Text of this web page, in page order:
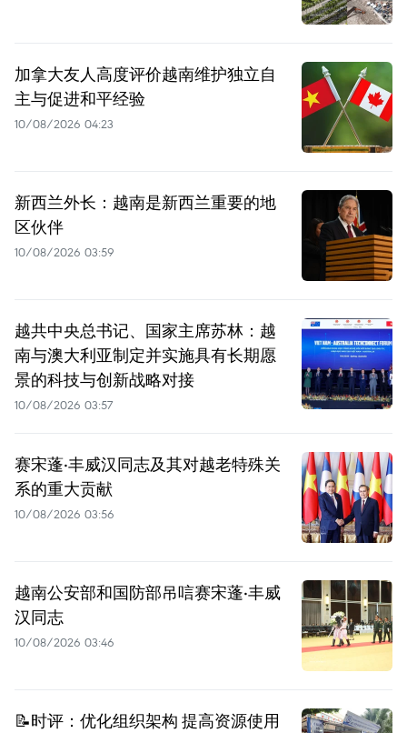
加拿大友人高度评价越南维护独立自
主与促进和平经验
10/08/2026 04:23
新西兰外长：越南是新西兰重要的地
区伙伴
10/08/2026 03:59
越共中央总书记、国家主席苏林：越
南与澳大利亚制定并实施具有长期愿
景的科技与创新战略对接
10/08/2026 03:57
赛宋蓬·丰威汉同志及其对越老特殊关
系的重大贡献
10/08/2026 03:56
越南公安部和国防部吊唁赛宋蓬·丰威
汉同志
10/08/2026 03:46
📝时评：优化组织架构 提高资源使用